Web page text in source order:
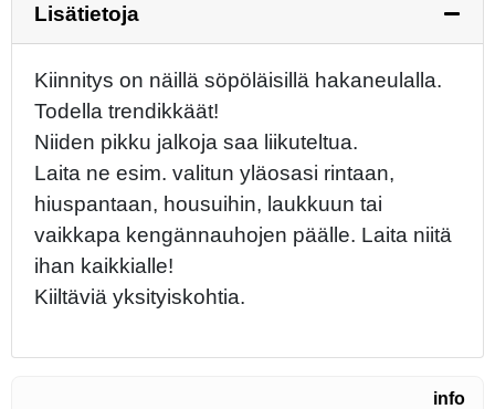
Lisätietoja
Kiinnitys on näillä söpöläisillä hakaneulalla.
Todella trendikkäät!
Niiden pikku jalkoja saa liikuteltua.
Laita ne esim. valitun yläosasi rintaan,
hiuspantaan, housuihin, laukkuun tai
vaikkapa kengännauhojen päälle. Laita niitä
ihan kaikkialle!
Kiiltäviä yksityiskohtia.
info